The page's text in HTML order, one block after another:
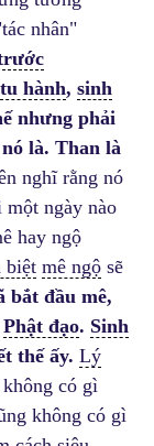
nhân"
tu hành, sinh
nhưng phải
là. Than là
nghĩ rằng nó
ngày nào
hay ngộ
biệt mê ngộ sẽ
bắt đầu mê,
Phật đạo. Sinh
thế ấy. Lý
có gì
không có gì